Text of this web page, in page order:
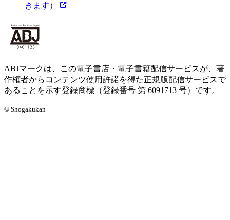
きます）
ABJマークは、この電子書店・電子書籍配信サービスが、著
作権者からコンテンツ使用許諾を得た正規版配信サービスで
あることを示す登録商標（登録番号 第 6091713 号）です。
© Shogakukan